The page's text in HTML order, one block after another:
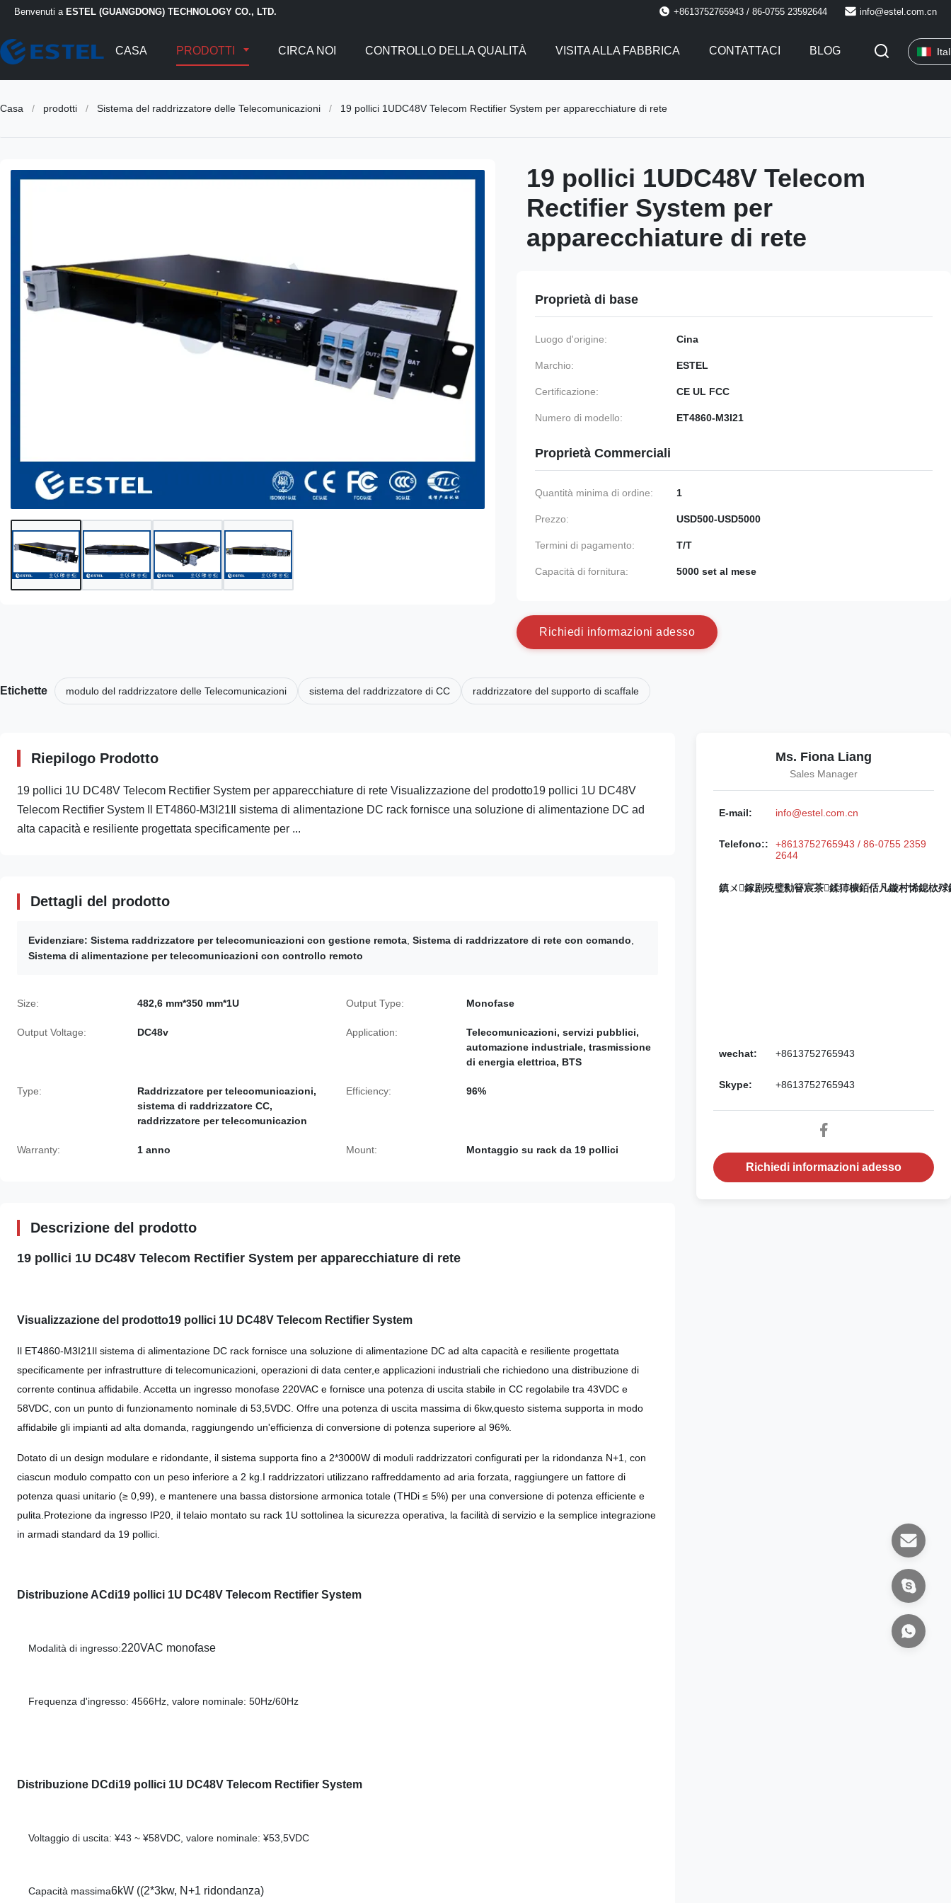
Benvenuti a ESTEL (GUANGDONG) TECHNOLOGY CO., LTD. +8613752765943 / 86-0755 23592644 info@estel.com.cn
CASA PRODOTTI CIRCA NOI CONTROLLO DELLA QUALITÀ VISITA ALLA FABBRICA CONTATTACI BLOG
Casa / prodotti / Sistema del raddrizzatore delle Telecomunicazioni / 19 pollici 1UDC48V Telecom Rectifier System per apparecchiature di rete
19 pollici 1UDC48V Telecom
Rectifier System per
apparecchiature di rete
Proprietà di base
Luogo d'origine: Cina
Marchio: ESTEL
Certificazione: CE UL FCC
Numero di modello: ET4860-M3I21
Proprietà Commerciali
Quantità minima di ordine: 1
Prezzo: USD500-USD5000
Termini di pagamento: T/T
Capacità di fornitura: 5000 set al mese
Richied i informazioni adesso
Etichette modulo del raddrizzatore delle Telecomunicazioni sistema del raddrizzatore di CC raddrizzatore del supporto di scaffale
Riepilogo Prodotto
19 pollici 1U DC48V Telecom Rectifier System per apparecchiature di rete Visualizzazione del prodotto19 pollici 1U DC48V
Telecom Rectifier System Il ET4860-M3I21Il sistema di alimentazione DC rack fornisce una soluzione di alimentazione DC ad
alta capacità e resiliente progettata specificamente per ...
Dettagli del prodotto
Evidenziare: Sistema raddrizzatore per telecomunicazioni con gestione remota Sistema di raddrizzatore di rete con comando
Sistema di alimentazione per telecomunicazioni con controllo remoto
Size: 482,6 mm*350 mm*1U Output Type: Monofase
Output Voltage: DC48v Application:
Telecomunicazioni, servizi pubblici,
automazione industriale, trasmissione
di energia elettrica, BTS
Type:
Raddrizzatore per telecomunicazioni,
sistema di raddrizzatore CC,
raddrizzatore per telecomunicazion
Efficiency: 96%
Warranty: 1 anno Mount: Montaggio su rack da 19 pollici
Descrizione del prodotto
19 pollici 1U DC48V Telecom Rectifier System per apparecchiature di rete
Visualizzazione del prodotto19 pollici 1U DC48V Telecom Rectifier System
Il ET4860-M3I21 Il sistema di alimentazione DC rack fornisce una soluzione di alimentazione DC ad alta capacità e resiliente progettata
specificamente per infrastrutture di telecomunicazioni, operazioni di data center,e applicazioni industriali che richiedono una distribuzione di
corrente continua affidabile. Accetta un ingresso monofase 220VAC e fornisce una potenza di uscita stabile in CC regolabile tra 43VDC e
58VDC, con un punto di funzionamento nominale di 53,5VDC. Offre una potenza di uscita massima di 6kw,questo sistema supporta in modo
affidabile gli impianti ad alta domanda, raggiungendo un'efficienza di conversione di potenza superiore al 96%.
Dotato di un design modulare e ridondante, il sistema supporta fino a 2*3000W di moduli raddrizzatori configurati per la ridondanza N+1, con
ciascun modulo compatto con un peso inferiore a 2 kg.I raddrizzatori utilizzano raffreddamento ad aria forzata, raggiungere un fattore di
potenza quasi unitario (≥ 0,99), e mantenere una bassa distorsione armonica totale (THDi ≤ 5%) per una conversione di potenza efficiente e
pulita.Protezione da ingresso IP20, il telaio montato su rack 1U sottolinea la sicurezza operativa, la facilità di servizio e la semplice integrazione
in armadi standard da 19 pollici.
Distribuzione ACdi19 pollici 1U DC48V Telecom Rectifier System
Modalità di ingresso:220VAC monofase
Frequenza d'ingresso: 4566Hz, valore nominale: 50Hz/60Hz
Distribuzione DCdi19 pollici 1U DC48V Telecom Rectifier System
Voltaggio di uscita: ¥43 ~ ¥58VDC, valore nominale: ¥53,5VDC
Capacità massima6kW ((2*3kw, N+1 ridondanza)
Ms. Fiona Liang
Sales Manager
E-mail: info@estel.com.cn
Telefono::
+8613752765943 / 86-0755 2359
2644
鎮ㄨ鎵剧殑璧勬簮宸茶鍒犻櫎銆佸凡鏇村悕鎴栨
wechat: +8613752765943
Skype: +8613752765943
Richiedi informazioni adesso